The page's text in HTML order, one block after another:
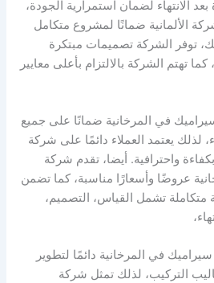
الانتهاء لضمان استمرارية الجودة،
الألمانية ضمانًا لمشروع متكامل
توفر الشركة تصميمات مبتكرة
تهتم الشركة بالالتزام بأعلى معايير
في المرخانية ضمانًا على جميع
لذلك يعتمد العملاء دائمًا على شركة
واحترافية. أيضا، تقدم شركة
عروضًا وأسعارًا مناسبة، كما تضمن
متكاملة تشمل القياس، التصميم،
في المرخانية دائمًا لتطوير
التركيب، لذلك تمثل شركة